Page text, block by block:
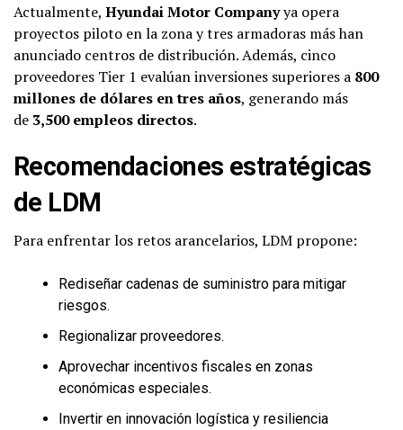
Actualmente, Hyundai Motor Companyya opera
proyectos piloto en la zona y tres armadoras más han
anunciado centros de distribución. Además, cinco
proveedores Tier 1 evalúan inversiones superiores a 800
millones de dólares en tres años, generando más
de 3,500 empleos directos.
Recomendaciones estratégicas
de LDM
Para enfrentar los retos arancelarios, LDM propone:
Rediseñar cadenas de suministro para mitigar
riesgos.
Regionalizar proveedores.
Aprovechar incentivos fiscales en zonas
económicas especiales.
Invertir en innovación logística y resiliencia